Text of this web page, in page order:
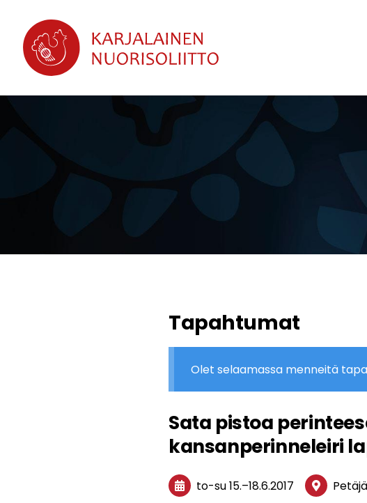
sivun
sisältöön
Karjalainen Nuorisoliitto ry
Tapahtumat
Olet selaamassa menneitä
Sata pistoa
kansanperinneleiri
to-su15.–18.6.2017